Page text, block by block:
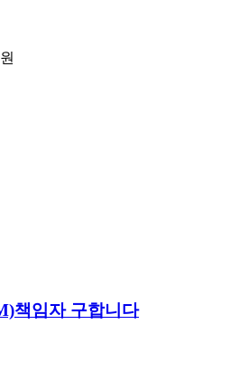
책임자 구합니다